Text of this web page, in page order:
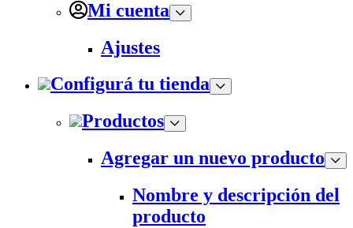
Mi cuenta
Ajustes
Configurá tu tienda
Productos
Agregar un nuevo producto
Nombre y descripción del
producto